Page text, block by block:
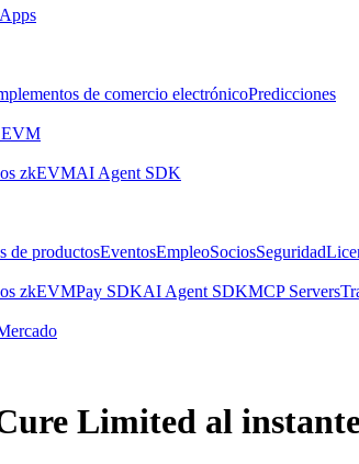
de comercio electrónicoPredicciones
EVM
zkEVMAI Agent SDK
de productosEventosEmpleoSociosSeguridad
zkEVMPay SDKAI Agent SDKMCP Servers
Limited al